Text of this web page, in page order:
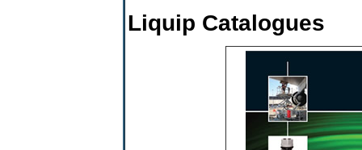
Liquip Catalogues